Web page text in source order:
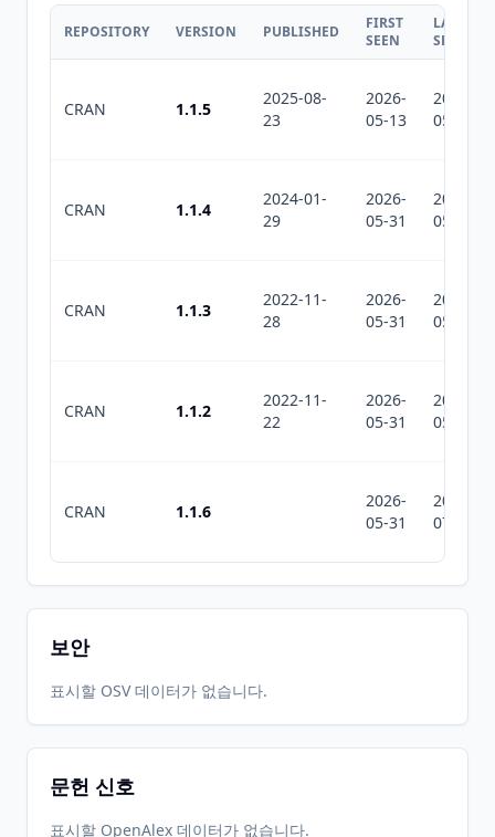
REPOSITORY VERSION PUBLISHED
FIRST
SEEN
LAST
SEEN
CRAN 1.1.5
2025-08-
23
2026-
05-13
2026-
05-31
CRAN 1.1.4
2024-01-
29
2026-
05-31
2026-
05-31
CRAN 1.1.3
2022-11-
28
2026-
05-31
2026-
05-31
CRAN 1.1.2
2022-11-
22
2026-
05-31
2026-
05-31
CRAN 1.1.6
2026-
05-31
2026-
07-10
보안
표시할 OSV 데이터가 없습니다.
문헌 신호
표시할 OpenAlex 데이터가 없습니다.